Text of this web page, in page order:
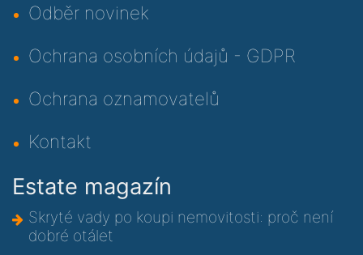
Odběr novinek
Ochrana osobních údajů - GDPR
Ochrana oznamovatelů
Kontakt
Estate magazín
Skryté vady po koupi nemovitosti: proč není
dobré otálet